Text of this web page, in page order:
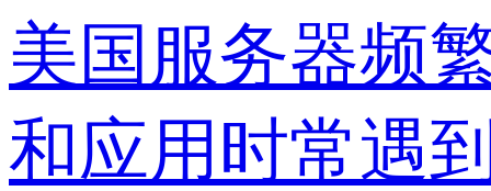
美国服务器频
和应用时常遇